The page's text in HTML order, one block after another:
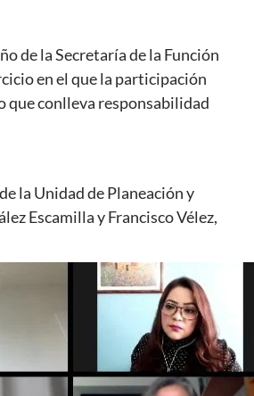
de la Secretaría de la Función
en el que la participación
que conlleva responsabilidad
la Unidad de Planeación y
Escamilla y Francisco Vélez,